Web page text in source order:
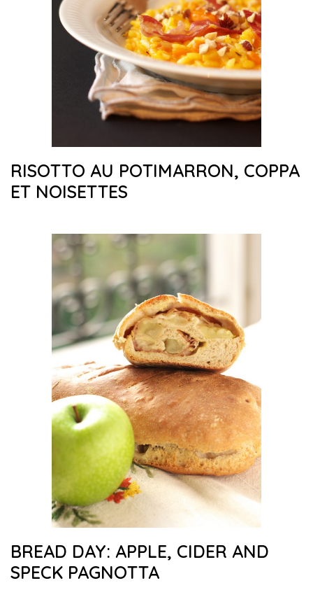
RISOTTO AU POTIMARRON, COPPA
ET NOISETTES
BREAD DAY: APPLE, CIDER AND
SPECK PAGNOTTA